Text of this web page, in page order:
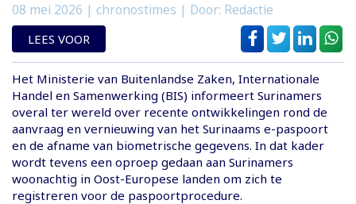
08 mei 2026 | chronostimes | Door: Redactie
LEES VOOR
Het Ministerie van Buitenlandse Zaken, Internationale
Handel en Samenwerking (BIS) informeert Surinamers
overal ter wereld over recente ontwikkelingen rond de
aanvraag en vernieuwing van het Surinaams e-paspoort
en de afname van biometrische gegevens. In dat kader
wordt tevens een oproep gedaan aan Surinamers
woonachtig in Oost-Europese landen om zich te
registreren voor de paspoortprocedure.